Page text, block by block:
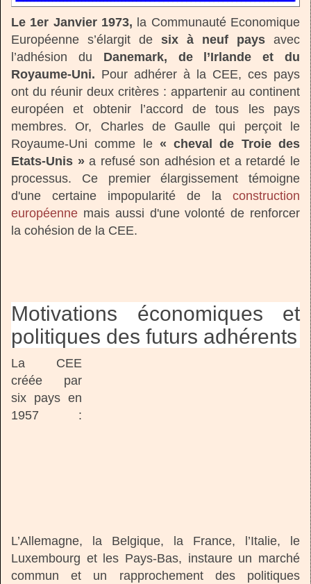
Le 1er Janvier 1973, la Communauté Economique
Européenne s’élargit de six à neuf pays avec
l’adhésion du Danemark, de l’Irlande et du
Royaume-Uni. Pour adhérer à la CEE, ces pays
ont du réunir deux critères : appartenir au continent
européen et obtenir l’accord de tous les pays
membres. Or, Charles de Gaulle qui perçoit le
Royaume-Uni comme le « cheval de Troie des
Etats-Unis »a refusé son adhésion et a retardé le
processus. Ce premier élargissement témoigne
d'une certaine impopularité de la construction
européenne mais aussi d'une volonté de renforcer
la cohésion de la CEE.
Motivations économiques et
politiques des futurs adhérents
La CEE
créée par
six pays en
1957 :
L’Allemagne, la Belgique, la France, l’Italie, le
Luxembourg et les Pays-Bas, instaure un marché
commun et un rapprochement des politiques